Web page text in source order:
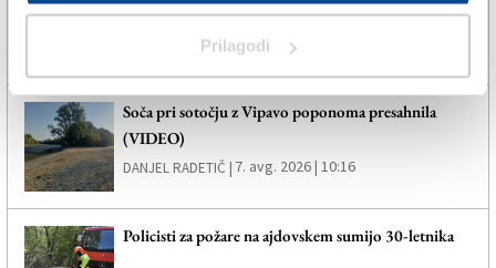
Prilagodi
DANJEL RADETIČ | 7. avg. 2026 | 11:11
Soča pri sotočju z Vipavo poponoma presahnila
(VIDEO)
DANJEL RADETIČ | 7. avg. 2026 | 10:16
Policisti za požare na ajdovskem sumijo 30-letnika